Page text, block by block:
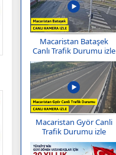
Macaristan Bataşek
Canlı Trafik Durumu izle
Macaristan Györ Canli
Trafik Durumu izle